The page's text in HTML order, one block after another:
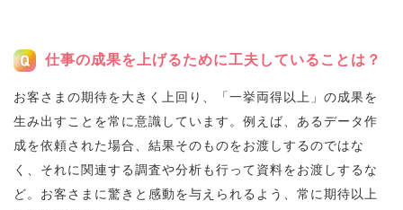
仕事の成果を上げるために工夫していることは？
お客さまの期待を大きく上回り、「一挙両得以上」の成果を
生み出すことを常に意識しています。例えば、あるデータ作
成を依頼された場合、結果そのものをお渡しするのではな
く、それに関連する調査や分析も行って資料をお渡しするな
ど。お客さまに驚きと感動を与えられるよう、常に期待以上